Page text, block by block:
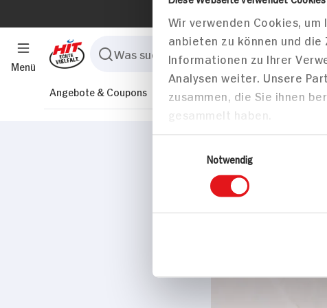
Menü
Angebote & Coupons Sortiment Marktfinder